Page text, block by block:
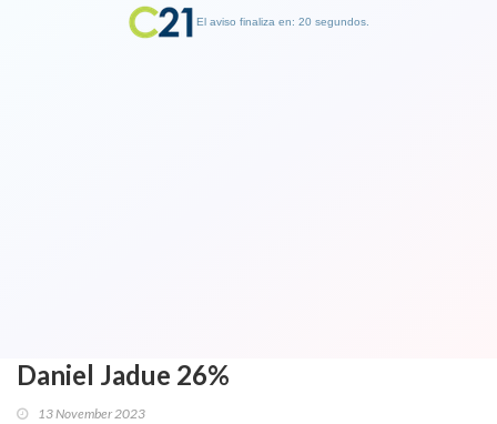
Daniel Jadue 26%
13 November 2023
El aviso finaliza en: 19 segundos.